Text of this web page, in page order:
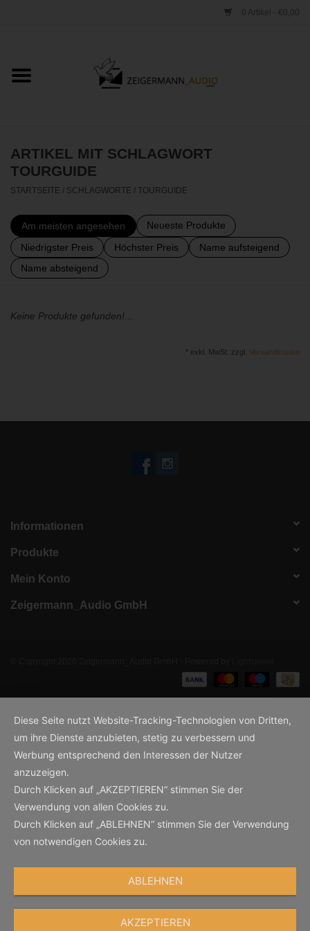
0 Artikel - €0,00
Startseite
VERTRIEB
WERKSTATT
STUDIO
ARTIKEL MIT SCHLAGWORT
TOURGUIDE
STARTSEITE / SCHLAGWORTE /TOURGUIDE
Am meisten angesehen
Neueste Produkte
Niedrigster Preis
Höchster Preis
Name aufsteigend
Name absteigend
Keine Produkte gefunden!...
* exkl. MwSt. zzgl. Versandkosten
Informationen
Produkte
Mein Konto
Zeigermann_Audio GmbH
Diese Seite nutzt Website-Tracking-Technologien von Dritten,
um ihre Dienste anzubieten, stetig zu verbessern und
Werbung entsprechend den Interessen der Nutzer
anzuzeigen.
Durch Klicken auf „AKZEPTIEREN“ stimmen Sie der
Verwendung von allen Cookies zu.
Durch Klicken auf „ABLEHNEN“ stimmen Sie der Verwendung
von notwendigen Cookies zu.
ABLEHNEN
AKZEPTIEREN